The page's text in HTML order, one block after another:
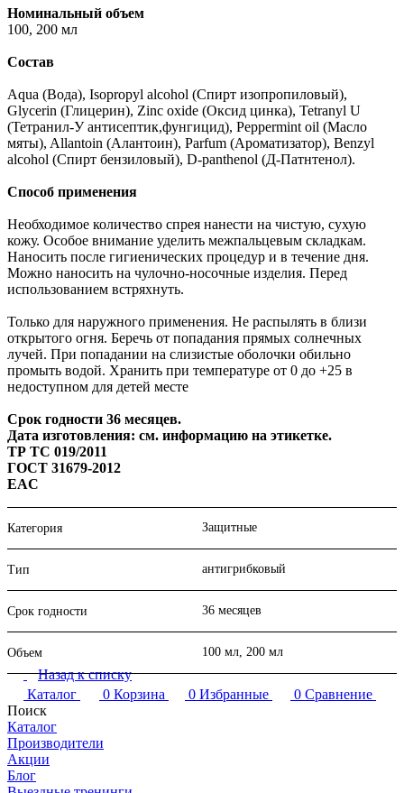
Номинальный объем
100, 200 мл
Состав
Aqua (Вода), Isopropyl alcohol (Спирт изопропиловый),
Glycerin (Глицерин), Zinc oxide (Оксид цинка), Tetranyl U
(Тетранил-У антисептик,фунгицид), Peppermint oil (Масло
мяты), Allantoin (Алантоин), Parfum (Ароматизатор), Benzyl
alcohol (Спирт бензиловый), D-panthenol (Д-Патнтенол).
Способ применения
Необходимое количество спрея нанести на чистую, сухую
кожу. Особое внимание уделить межпальцевым складкам.
Наносить после гигиенических процедур и в течение дня.
Можно наносить на чулочно-носочные изделия. Перед
использованием встряхнуть.
Только для наружного применения. Не распылять в близи
открытого огня. Беречь от попадания прямых солнечных
лучей. При попадании на слизистые оболочки обильно
промыть водой. Хранить при температуре от 0 до +25 в
недоступном для детей месте
Срок годности 36 месяцев.
Дата изготовления: см. информацию на этикетке.
ТР ТС 019/2011
ГОСТ 31679-2012
EAC
Категория Защитные
Тип антигрибковый
Срок годности 36 месяцев
Объем 100 мл, 200 мл
Назад к списку
Каталог
0 Корзина 0 Избранные 0 Сравнение
Поиск
Каталог
Производители
Акции
Блог